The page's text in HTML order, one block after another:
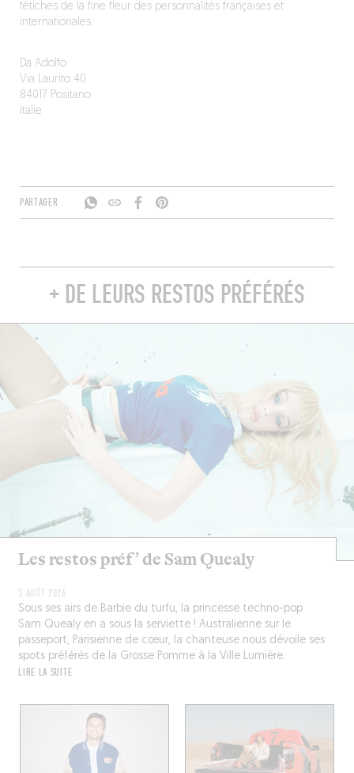
fétiches de la fine fleur des personnalités françaises et
internationales.
Da Adolfo
Via Laurito 40
84017 Positano
Italie
PARTAGER
+ DE LEURS RESTOS PRÉFÉRÉS
Les restos préf’ de Sam Quealy
3 AOÛT 2026
Sous ses airs de Barbie du turfu, la princesse techno-pop
Sam Quealy en a sous la serviette ! Australienne sur le
passeport, Parisienne de cœur, la chanteuse nous dévoile ses
spots préférés de la Grosse Pomme à la Ville Lumière.
LIRE LA SUITE